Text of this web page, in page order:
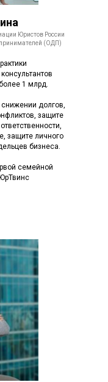
Юристов России
(ОДП)
1 млрд.
долгов,
защите
защите личного
бизнеса.
семейной